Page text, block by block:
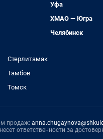
Уфа
ХМАО — Югра
Челябинск
Стерлитамак
Тамбов
Томск
продаж:
ответственности за